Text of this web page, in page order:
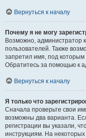
Вернуться к началу
Почему я не могу
Возможно, администратор
пользователей. Также
запретил имя, под которым
Обратитесь за помощью к
Вернуться к началу
Я только что
Сначала проверьте свои
возможны два варианта.
регистрации вы указали,
инструкциям. На